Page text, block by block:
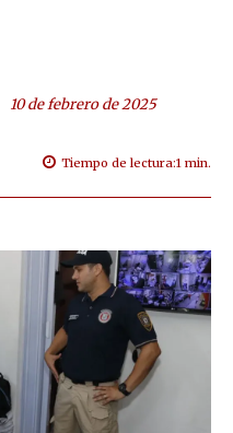
10 de febrero de 2025
Tiempo de lectura:1 min.